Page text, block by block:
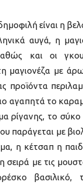
είναι η
αυγά, η
και οι
μαγιονέζα με
προϊόντα
αγαπητά το
ρίγανης, το
παράγεται με
η κέτσαπ η
σειρά με τις
βασιλικό,